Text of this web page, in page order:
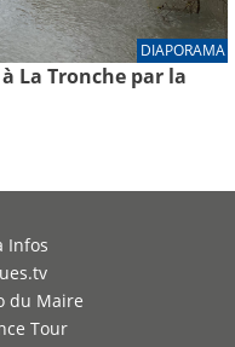
DIAPORAMA
La Tronche par la
Infos
du Maire
Tour